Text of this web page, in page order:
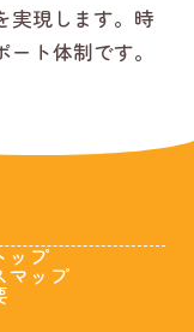
実現します。時
ト体制です。
ップ
マップ